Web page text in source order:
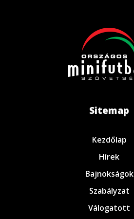
Sitemap
Kezdőlap
Hírek
Bajnokságok
Szabályzat
Válogatott